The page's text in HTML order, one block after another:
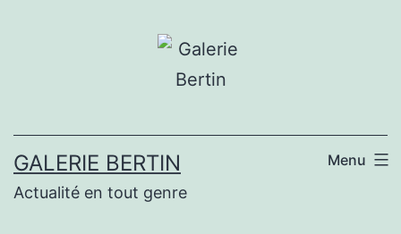
GALERIE BERTIN
Actualité en tout genre
Menu